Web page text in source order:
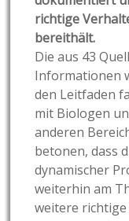
richtige
bereithält.
Die aus 43
Informationen
den Leitfaden
mit Biologen
anderen
betonen, dass
dynamischer
weiterhin am
weitere